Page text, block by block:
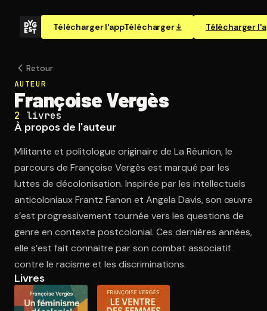
Télécharger l'appTélécharger Télécharger
Ouvre l'app Appareil photo, pointe sur le code. C'est gratuit à
Retour
AUTEUR
Françoise Vergès
2 livres
À propos de l'auteur
Militante et politologue originaire de La Réunion, le
parcours de Françoise Vergès est marqué par les
luttes de décolonisation. Inspirée par les intellectuels
anticoloniaux Frantz Fanon et Angela Davis, son œuvre
s’est progressivement tournée vers les questions de
genre en contexte postcolonial. Ces dernières années,
elle s’est fait connaitre par son combat associatif
contre le racisme et les discriminations.
Livres